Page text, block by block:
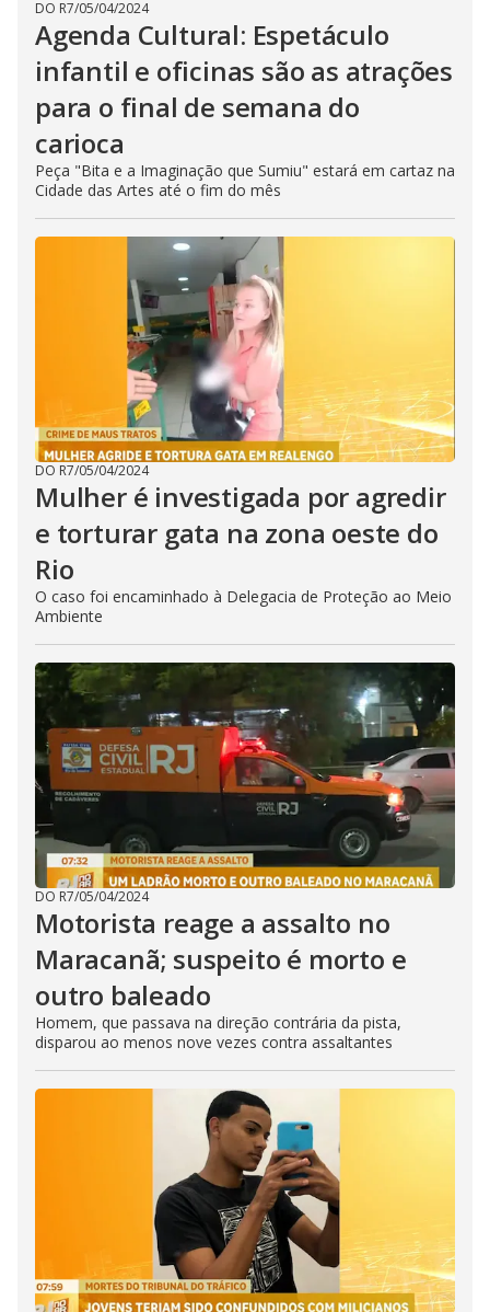
DO R7/05/04/2024
Agenda Cultural: Espetáculo
infantil e oficinas são as atrações
para o final de semana do
carioca
Peça "Bita e a Imaginação que Sumiu" estará em cartaz na
Cidade das Artes até o fim do mês
DO R7/05/04/2024
Mulher é investigada por agredir
e torturar gata na zona oeste do
Rio
O caso foi encaminhado à Delegacia de Proteção ao Meio
Ambiente
DO R7/05/04/2024
Motorista reage a assalto no
Maracanã; suspeito é morto e
outro baleado
Homem, que passava na direção contrária da pista,
disparou ao menos nove vezes contra assaltantes